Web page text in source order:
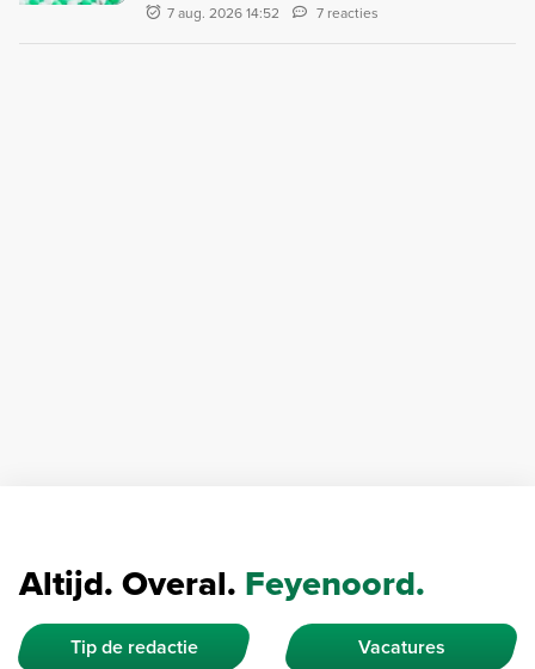
7 aug. 2026 14:52 7 reacties
Altijd. Overal. Feyenoord.
Tip de redactie Vacatures